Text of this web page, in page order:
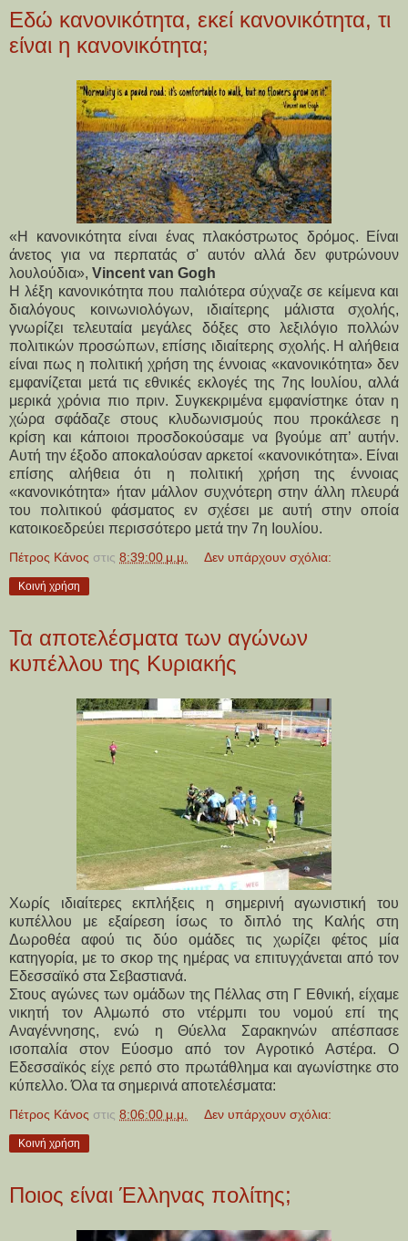
Εδώ κανονικότητα, εκεί κανονικότητα, τι
είναι η κανονικότητα;
«Η κανονικότητα είναι ένας πλακόστρωτος δρόμος. Είναι
άνετος για να περπατάς σ' αυτόν αλλά δεν φυτρώνουν
λουλούδια», Vincent van Gogh
Η λέξη κανονικότητα που παλιότερα σύχναζε σε κείμενα και
διαλόγους κοινωνιολόγων, ιδιαίτερης μάλιστα σχολής,
γνωρίζει τελευταία μεγάλες δόξες στο λεξιλόγιο πολλών
πολιτικών προσώπων, επίσης ιδιαίτερης σχολής. Η αλήθεια
είναι πως η πολιτική χρήση της έννοιας «κανονικότητα» δεν
εμφανίζεται μετά τις εθνικές εκλογές της 7ης Ιουλίου, αλλά
μερικά χρόνια πιο πριν. Συγκεκριμένα εμφανίστηκε όταν η
χώρα σφάδαζε στους κλυδωνισμούς που προκάλεσε η
κρίση και κάποιοι προσδοκούσαμε να βγούμε απ’ αυτήν.
Αυτή την έξοδο αποκαλούσαν αρκετοί «κανονικότητα». Είναι
επίσης αλήθεια ότι η πολιτική χρήση της έννοιας
«κανονικότητα» ήταν μάλλον συχνότερη στην άλλη πλευρά
του πολιτικού φάσματος εν σχέσει με αυτή στην οποία
κατοικοεδρεύει περισσότερο μετά την 7η Ιουλίου.
Πέτρος Κάνος στις 8:39:00 μ.μ. Δεν υπάρχουν σχόλια:
Κοινή χρήση
Τα αποτελέσματα των αγώνων
κυπέλλου της Κυριακής
Χωρίς ιδιαίτερες εκπλήξεις η σημερινή αγωνιστική του
κυπέλλου με εξαίρεση ίσως το διπλό της Καλής στη
Δωροθέα αφού τις δύο ομάδες τις χωρίζει φέτος μία
κατηγορία, με το σκορ της ημέρας να επιτυγχάνεται από τον
Εδεσσαϊκό στα Σεβαστιανά.
Στους αγώνες των ομάδων της Πέλλας στη Γ Εθνική, είχαμε
νικητή τον Αλμωπό στο ντέρμπι του νομού επί της
Αναγέννησης, ενώ η Θύελλα Σαρακηνών απέσπασε
ισοπαλία στον Εύοσμο από τον Αγροτικό Αστέρα. Ο
Εδεσσαϊκός είχε ρεπό στο πρωτάθλημα και αγωνίστηκε στο
κύπελλο. Όλα τα σημερινά αποτελέσματα:
Πέτρος Κάνος στις 8:06:00 μ.μ. Δεν υπάρχουν σχόλια:
Κοινή χρήση
Ποιος είναι Έλληνας πολίτης;